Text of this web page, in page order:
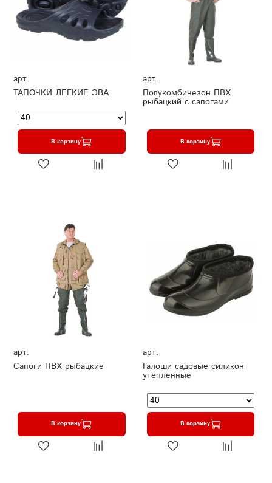
арт.
ТАПОЧКИ ЛЕГКИЕ ЭВА
В корзину
арт.
Полукомбинезон ПВХ
рыбацкий с сапогами
В корзину
арт.
Сапоги ПВХ рыбацкие
В корзину
арт.
Галоши садовые силикон
утепленные
В корзину